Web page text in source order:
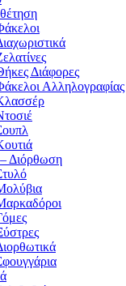
Διάφορες
Αλληλογραφίας
Διόρθωση